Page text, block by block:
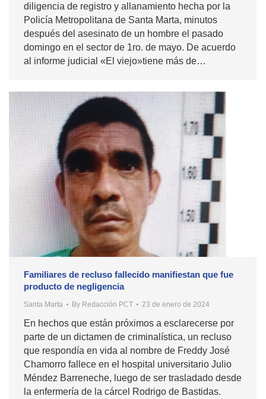
diligencia de registro y allanamiento hecha por la
Policía Metropolitana de Santa Marta, minutos
después del asesinato de un hombre el pasado
domingo en el sector de 1ro. de mayo. De acuerdo
al informe judicial «El viejo»tiene más de…
Familiares de recluso fallecido manifiestan que fue
producto de negligencia
Santa Marta By Redacción PCT 23 de enero de 2024
En hechos que están próximos a esclarecerse por
parte de un dictamen de criminalística, un recluso
que respondía en vida al nombre de Freddy José
Chamorro fallece en el hospital universitario Julio
Méndez Barreneche, luego de ser trasladado desde
la enfermería de la cárcel Rodrigo de Bastidas.